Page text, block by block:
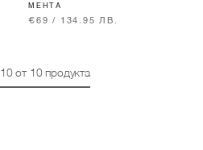
МЕНТА
€69 / 134.95 ЛВ.
10от 10продукта